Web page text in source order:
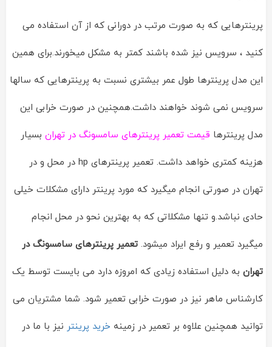
پرینترهایی که به صورت مرتب در دورانی که از آن استفاده می
کنید ، سرویس نیز شده باشند کمتر به مشکل میخورند.برای همین
این مدل پرینترها طول عمر بیشتری نسبت به پرینترهایی که سالها
سرویس نمی شوند خواهند داشت.همچنین در صورت خرابی این
مدل پرینترها قیمت تعمیر پرینترهای سامسونگ در تهران بسیار
هزینه کمتری خواهد داشت. تعمیر پرینترهای hp در محل و در
تهران در صورتی انجام میگیرد که مورد پرینتر دارای مشکلات خیلی
حادی نباشد.و تنها مشکلاتی که به بهترین نحو در محل انجام
میگیرد تعمیر و رفع ایراد میشود. تعمیر پرینترهای سامسونگ در
تهران به دلیل استفاده زیادی که امروزه دارد می بایست توسط یک
کارشناس ماهر نیز در صورت خرابی تعمیر شود. شما مشتریان می
توانید همچنین علاوه بر تعمیر در زمینه خرید پرینتر نیز با ما در